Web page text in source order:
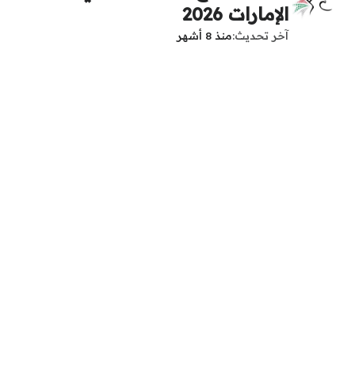
الإمارات 2026
آخر تحديث منذ 8 أشهر